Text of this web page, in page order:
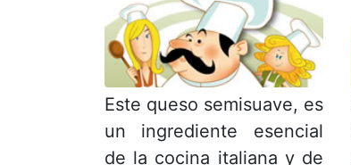
Este queso semisuave, es
un ingrediente esencial
de la cocina italiana y de